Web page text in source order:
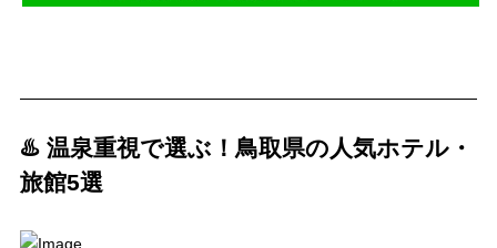
♨️ 温泉重視で選ぶ！鳥取県の人気ホテル・
旅館5選